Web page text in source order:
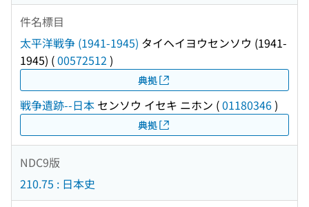
件名標目
太平洋戦争 (1941-1945) タイヘイヨウセンソウ (1941-
1945) (00572512 )
典拠
戦争遺跡--日本 センソウ イセキ ニホン (01180346)
典拠
NDC9版
210.75 : 日本史